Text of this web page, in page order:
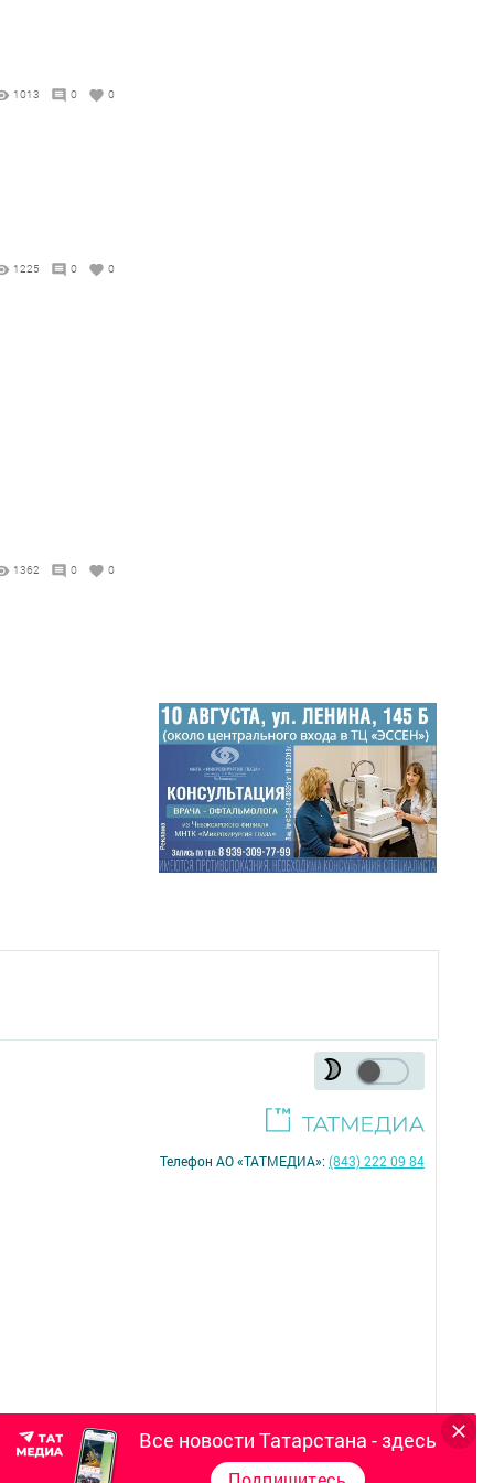
1013 0 0
1225 0 0
1362 0 0
Все новости Татарстана - здесь
Телефон АО «ТАТМЕДИА»:(843) 222 09 84
16+